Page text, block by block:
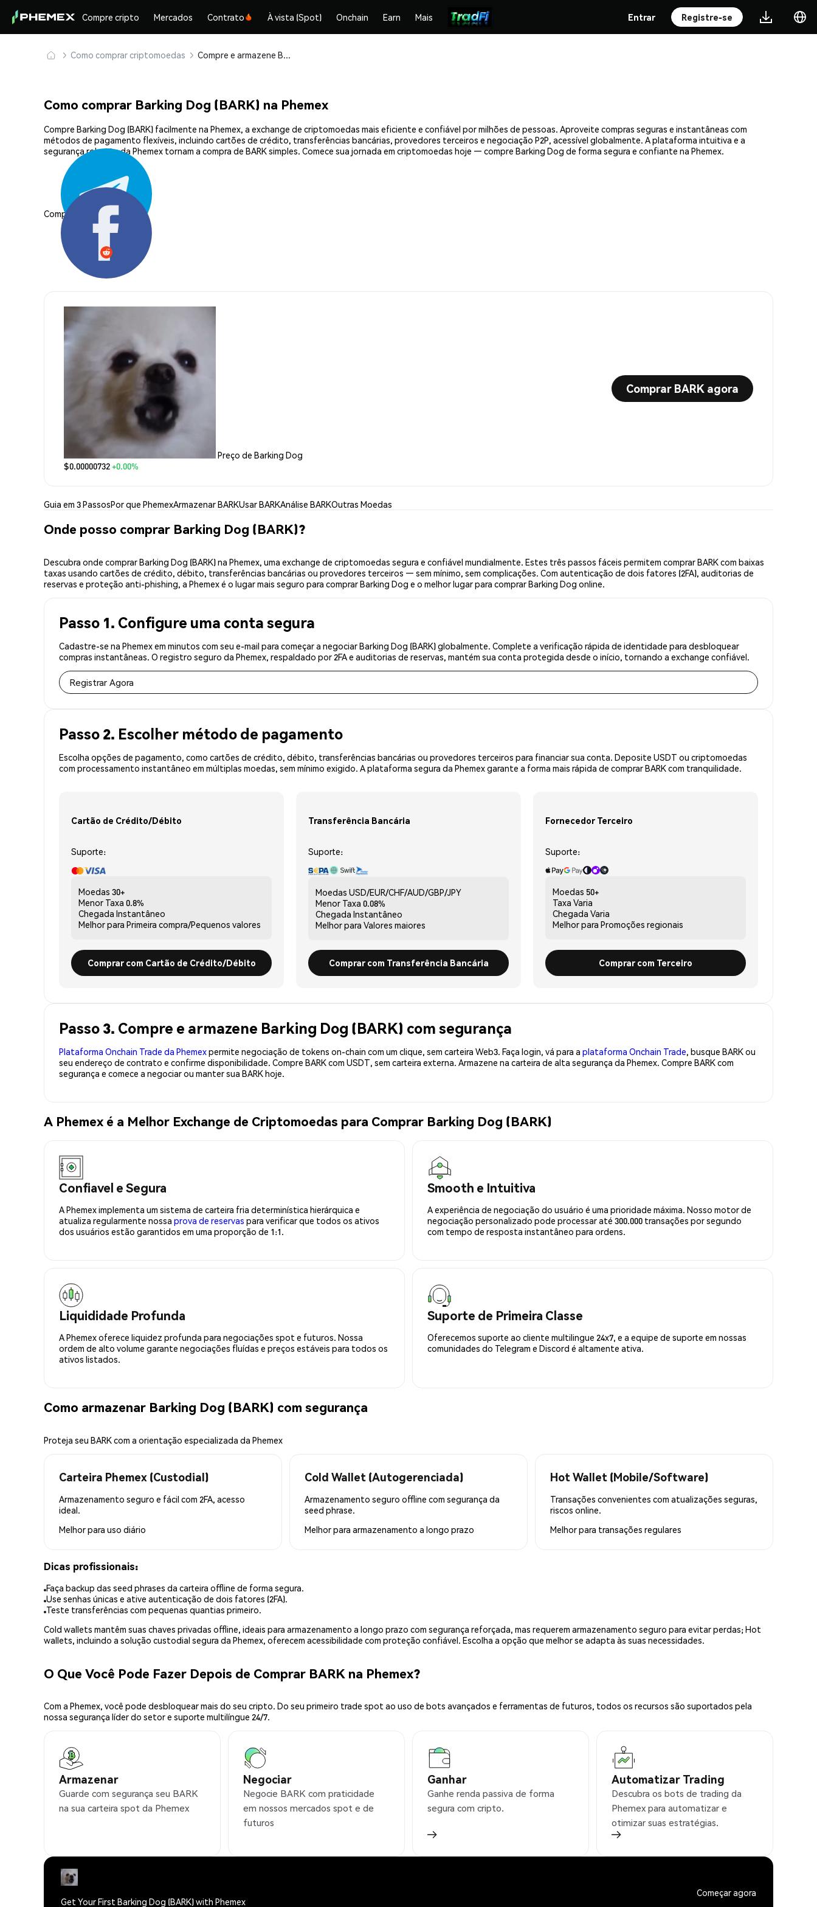
Compre cripto Mercados Contrato À vista (Spot) Onchain Earn Mais Entrar Registre-se
Como comprar criptomoedas Compre e armazene Barking Dog (BARK) com segurança
Como comprar Barking Dog (BARK) na Phemex
Compre Barking Dog (BARK) facilmente na Phemex, a exchange de criptomoedas mais eficiente e confiável por milhões de pessoas. Aproveite compras seguras e instantâneas com
métodos de pagamento flexíveis, incluindo cartões de crédito, transferências bancárias, provedores terceiros e negociação P2P, acessível globalmente. A plataforma intuitiva e a
segurança robusta da Phemex tornam a compra de BARK simples. Comece sua jornada em criptomoedas hoje — compre Barking Dog de forma segura e confiante na Phemex.
Compartilhar:
Preço de Barking Dog
$0.00000732+0.00%
Comprar BARK agora
Guia em 3 PassosPor que PhemexArmazenar BARKUsar BARKAnálise BARKOutras Moedas
Onde posso comprar Barking Dog (BARK)?
Descubra onde comprar Barking Dog (BARK) na Phemex, uma exchange de criptomoedas segura e confiável mundialmente. Estes três passos fáceis permitem comprar BARK com baixas
taxas usando cartões de crédito, débito, transferências bancárias ou provedores terceiros — sem mínimo, sem complicações. Com autenticação de dois fatores (2FA), auditorias de
reservas e proteção anti-phishing, a Phemex é o lugar mais seguro para comprar Barking Dog e o melhor lugar para comprar Barking Dog online.
Passo 1. Configure uma conta segura
Cadastre-se na Phemex em minutos com seu e-mail para começar a negociar Barking Dog (BARK) globalmente. Complete a verificação rápida de identidade para desbloquear
compras instantâneas. O registro seguro da Phemex, respaldado por 2FA e auditorias de reservas, mantém sua conta protegida desde o início, tornando a exchange confiável.
Registrar Agora
Passo 2. Escolher método de pagamento
Escolha opções de pagamento, como cartões de crédito, débito, transferências bancárias ou provedores terceiros para financiar sua conta. Deposite USDT ou criptomoedas
com processamento instantâneo em múltiplas moedas, sem mínimo exigido. A plataforma segura da Phemex garante a forma mais rápida de comprar BARK com tranquilidade.
Cartão de Crédito/Débito
Suporte:
Moedas 30+
Menor Taxa 0.8%
Chegada Instantâneo
Melhor para Primeira compra/Pequenos valores
Comprar com Cartão de Crédito/Débito
Transferência Bancária
Suporte:
Moedas USD/EUR/CHF/AUD/GBP/JPY
Menor Taxa 0.08%
Chegada Instantâneo
Melhor para Valores maiores
Comprar com Transferência Bancária
Fornecedor Terceiro
Suporte:
Moedas 50+
Taxa Varia
Chegada Varia
Melhor para Promoções regionais
Comprar com Terceiro
Passo 3. Compre e armazene Barking Dog (BARK) com segurança
Plataforma Onchain Trade da Phemexpermite negociação de tokens on-chain com um clique, sem carteira Web3. Faça login, vá para a plataforma Onchain Trade, busque BARK ou
seu endereço de contrato e confirme disponibilidade. Compre BARK com USDT, sem carteira externa. Armazene na carteira de alta segurança da Phemex. Compre BARK com
segurança e comece a negociar ou manter sua BARK hoje.
A Phemex é a Melhor Exchange de Criptomoedas para Comprar Barking Dog (BARK)
Confiavel e Segura
A Phemex implementa um sistema de carteira fria determinística hierárquica e
atualiza regularmente nossa prova de reservas para verificar que todos os ativos
dos usuários estão garantidos em uma proporção de 1:1.
Smooth e Intuitiva
A experiência de negociação do usuário é uma prioridade máxima. Nosso motor de
negociação personalizado pode processar até 300.000 transações por segundo
com tempo de resposta instantâneo para ordens.
Liquididade Profunda
A Phemex oferece liquidez profunda para negociações spot e futuros. Nossa
ordem de alto volume garante negociações fluídas e preços estáveis para todos os
ativos listados.
Suporte de Primeira Classe
Oferecemos suporte ao cliente multilingue 24x7, e a equipe de suporte em nossas
comunidades do Telegram e Discord é altamente ativa.
Como armazenar Barking Dog (BARK) com segurança
Proteja seu BARK com a orientação especializada da Phemex
Carteira Phemex (Custodial)
Armazenamento seguro e fácil com 2FA, acesso
ideal.
Melhor para uso diário
Cold Wallet (Autogerenciada)
Armazenamento seguro offline com segurança da
seed phrase.
Melhor para armazenamento a longo prazo
Hot Wallet (Mobile/Software)
Transações convenientes com atualizações seguras,
riscos online.
Melhor para transações regulares
Dicas profissionais:
Faça backup das seed phrases da carteira offline de forma segura.
Use senhas únicas e ative autenticação de dois fatores (2FA).
Teste transferências com pequenas quantias primeiro.
Cold wallets mantêm suas chaves privadas offline, ideais para armazenamento a longo prazo com segurança reforçada, mas requerem armazenamento seguro para evitar perdas; Hot
wallets, incluindo a solução custodial segura da Phemex, oferecem acessibilidade com proteção confiável. Escolha a opção que melhor se adapta às suas necessidades.
O Que Você Pode Fazer Depois de Comprar BARK na Phemex?
Com a Phemex, você pode desbloquear mais do seu cripto. Do seu primeiro trade spot ao uso de bots avançados e ferramentas de futuros, todos os recursos são suportados pela
nossa segurança líder do setor e suporte multilíngue 24/7.
Armazenar
Guarde com segurança seu BARK
na sua carteira spot da Phemex
Negociar
Negocie BARK com praticidade
em nossos mercados spot e de
futuros
Ganhar
Ganhe renda passiva de forma
segura com cripto.
Automatizar Trading
Descubra os bots de trading da
Phemex para automatizar e
otimizar suas estratégias.
Get Your First Barking Dog (BARK) with Phemex
Começar agora